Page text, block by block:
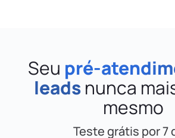
Seu pré-
leadsnunca
mesmo
Teste grátis por 7